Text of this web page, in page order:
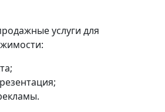
услуги для